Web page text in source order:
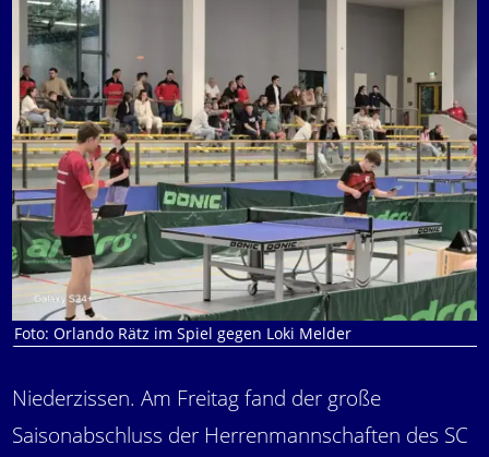
Foto: Orlando Rätz im Spiel gegen Loki Melder
Niederzissen. Am Freitag fand der große
Saisonabschluss der Herrenmannschaften des SC